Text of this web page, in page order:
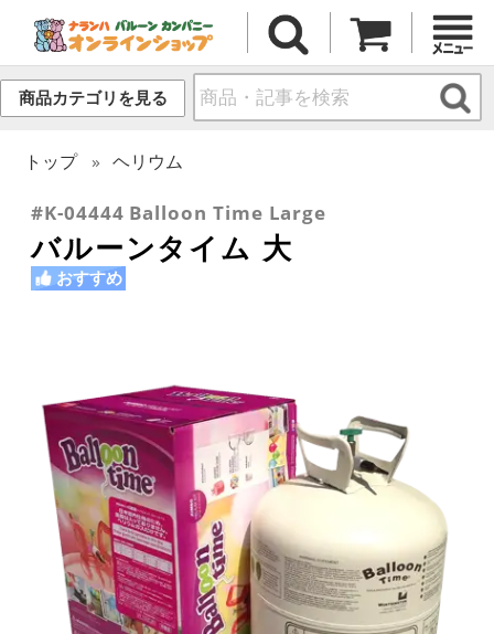
商品カテゴリを見る
トップ ヘリウム
#K-04444 Balloon Time Large
バルーンタイム 大
おすすめ